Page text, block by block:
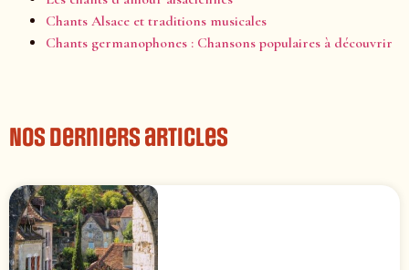
Chants Alsace et traditions musicales
Chants germanophones : Chansons populaires à découvrir
Nos derniers articles